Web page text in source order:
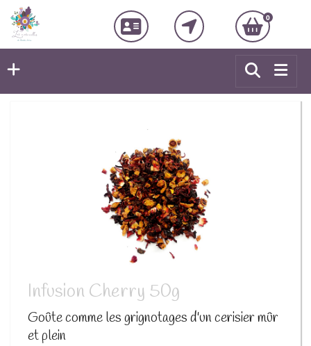
0
Infusion Cherry 50g
Goûte comme les grignotages d'un cerisier mûr
et plein